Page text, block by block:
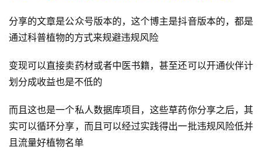
首
页
行
业
讯
开
分享的文章是公众号版本的，这个博主是抖音版本的，都是
通过科普植物的方式来规避违规风险
变现可以直接卖药材或者中医书籍，甚至还可以开通伙伴计
划分成收益也是不低的
而且这也是一个私人数据库项目，这些草药你分享之后，其
实可以循环分享，而且可以经过实践得出一批违规风险低并
且流量好植物名单